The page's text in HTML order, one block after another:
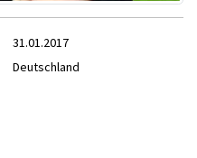
31.01.2017
Deutschland